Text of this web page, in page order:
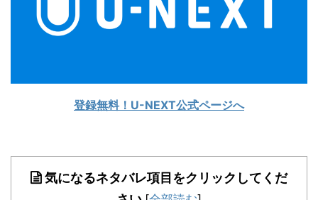
登録無料！U-NEXT公式ページへ
気になるネタバレ項目をクリックしてくだ